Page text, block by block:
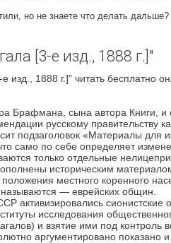
но не знаете что делать дальше?
[3-е изд., 1888 г.]"
1888 г.]" читать бесплатно
Брафмана, сына автора Книги, и
русскому правительству
подзаголовок «Материалы для
само по себе определяет
только отдельные
историческим
местного коренного
называются — еврейских общин.
активизировались сионистские
исследования
и взятие ими под контроль
аргументировано показано